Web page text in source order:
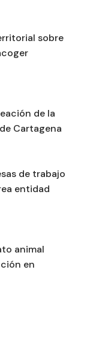
sobre
de la
Cartagena
de trabajo
entidad
animal
en